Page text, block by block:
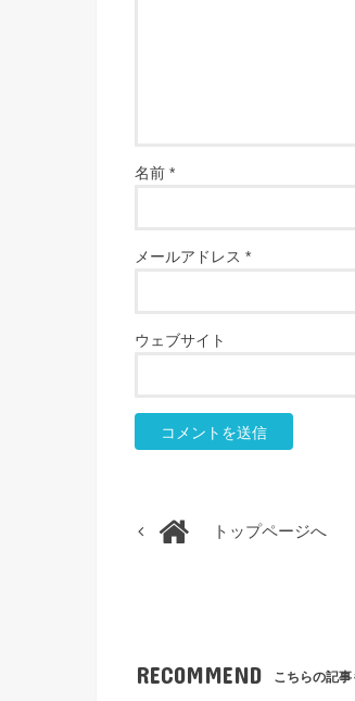
名前 *
メールアドレス *
ウェブサイト
トップページへ
RECOMMEND こちらの記事